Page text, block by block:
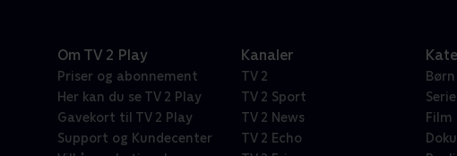
Om TV 2 Play
Priser og abonnement
Her kan du se TV 2 Play
Gavekort til TV 2 Play
Support og Kundecenter
Kanaler
TV 2
TV 2 Sport
TV 2 News
TV 2 Echo
Børn
Film